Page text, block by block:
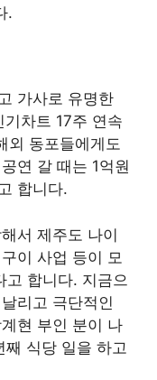
.
가사로 유명한
차트 17주 연속
외 동포들에게도
연 갈 때는 1억원
합니다.
서 제주도 나이
이 사업 등이 모
고 합니다. 지금으
리고 극단적인
현 부인 분이 나
식당 일을 하고